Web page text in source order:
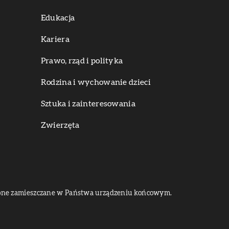
Edukacja
Kariera
Prawo, rząd i polityka
Rodzina i wychowanie dzieci
Sztuka i zainteresowania
Zwierzęta
zamieszczane w Państwa urządzeniu końcowym.